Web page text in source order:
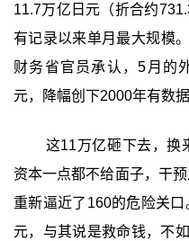
11.7万亿日元（折合约
有记录以来单月最大规模
财务省官员承认，5月的
元，降幅创下2000年有数
这11万亿砸下去，换
资本一点都不给面子，干
重新逼近了160的危险关
元，与其说是救命钱，不